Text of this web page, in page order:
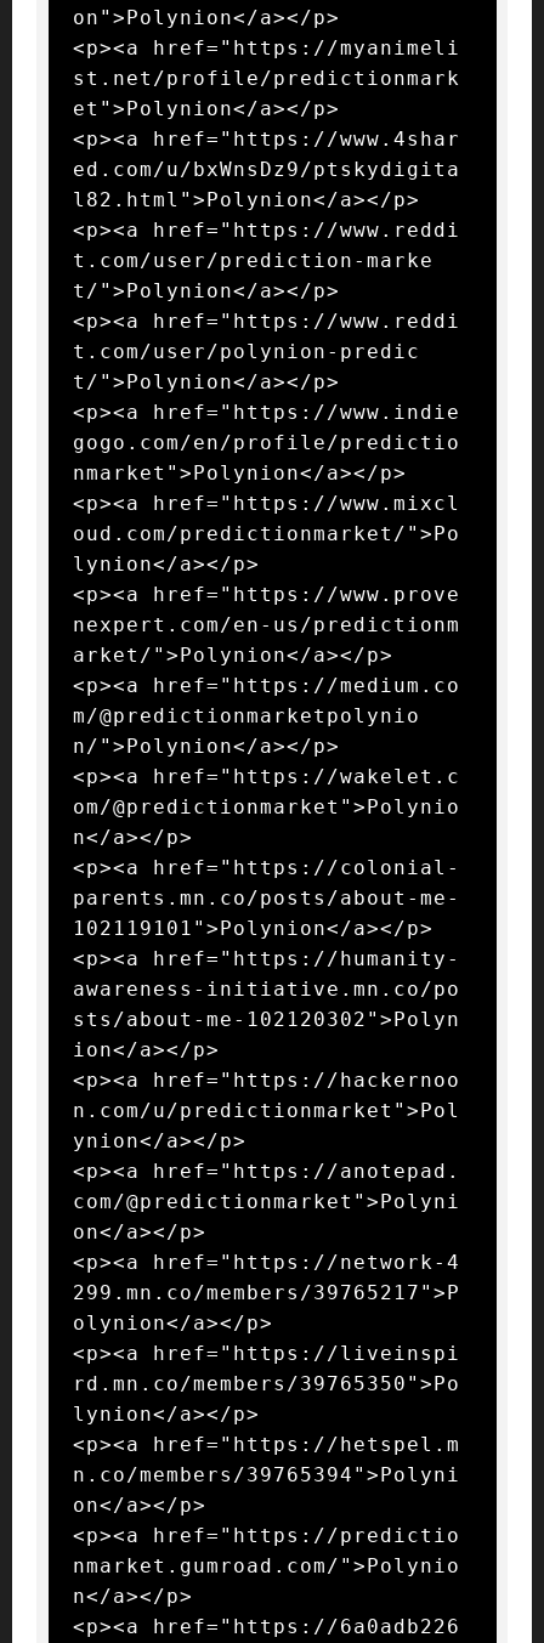
on">Polynion</a></p>
<p><a href="https://myanimeli
st.net/profile/predictionmark
et">Polynion</a></p>
<p><a href="https://www.4shar
ed.com/u/bxWnsDz9/ptskydigita
l82.html">Polynion</a></p>
<p><a href="https://www.reddi
t.com/user/prediction-marke
t/">Polynion</a></p>
<p><a href="https://www.reddi
t.com/user/polynion-predic
t/">Polynion</a></p>
<p><a href="https://www.indie
gogo.com/en/profile/predictio
nmarket">Polynion</a></p>
<p><a href="https://www.mixcl
oud.com/predictionmarket/">Po
lynion</a></p>
<p><a href="https://www.prove
nexpert.com/en-us/predictionm
arket/">Polynion</a></p>
<p><a href="https://medium.co
m/@predictionmarketpolynio
n/">Polynion</a></p>
<p><a href="https://wakelet.c
om/@predictionmarket">Polynio
n</a></p>
<p><a href="https://colonial-
parents.mn.co/posts/about-me-
102119101">Polynion</a></p>
<p><a href="https://humanity-
awareness-initiative.mn.co/po
sts/about-me-102120302">Polyn
ion</a></p>
<p><a href="https://hackernoo
n.com/u/predictionmarket">Pol
ynion</a></p>
<p><a href="https://anotepad.
com/@predictionmarket">Polyni
on</a></p>
<p><a href="https://network-4
299.mn.co/members/39765217">P
olynion</a></p>
<p><a href="https://liveinspi
rd.mn.co/members/39765350">Po
lynion</a></p>
<p><a href="https://hetspel.m
n.co/members/39765394">Polyni
on</a></p>
<p><a href="https://predictio
nmarket.gumroad.com/">Polynio
n</a></p>
<p><a href="https://6a0adb226